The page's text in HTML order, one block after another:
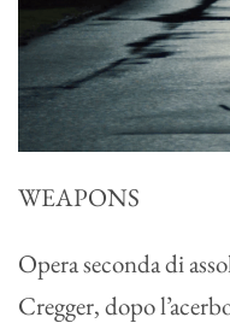
WEAPONS
Opera seconda di
Cregger, dopo